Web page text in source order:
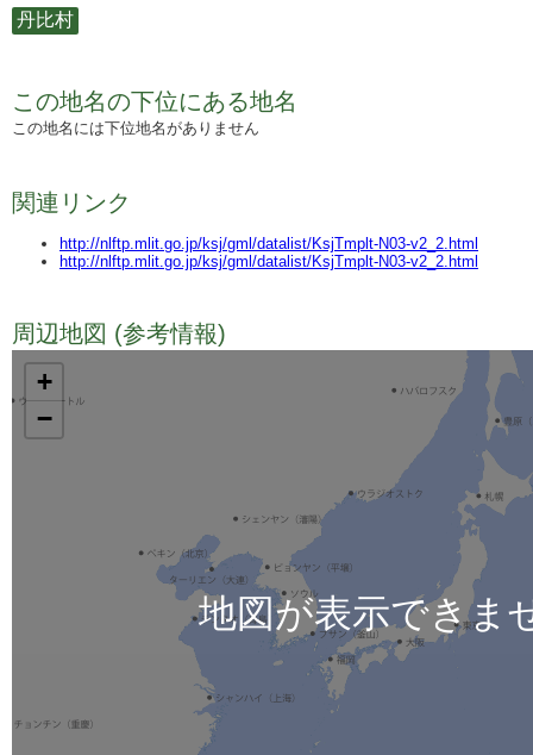
丹比村
この地名の下位にある地名
この地名には下位地名がありません
関連リンク
http://nlftp.mlit.go.jp/ksj/gml/datalist/KsjTmplt-N03-v2_2.html
http://nlftp.mlit.go.jp/ksj/gml/datalist/KsjTmplt-N03-v2_2.html
周辺地図 (参考情報)
+
−
地図が表示できま